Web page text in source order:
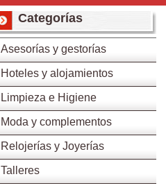
Categorías
Asesorías y gestorías
Hoteles y alojamientos
Limpieza e Higiene
Moda y complementos
Relojerías y Joyerías
Talleres